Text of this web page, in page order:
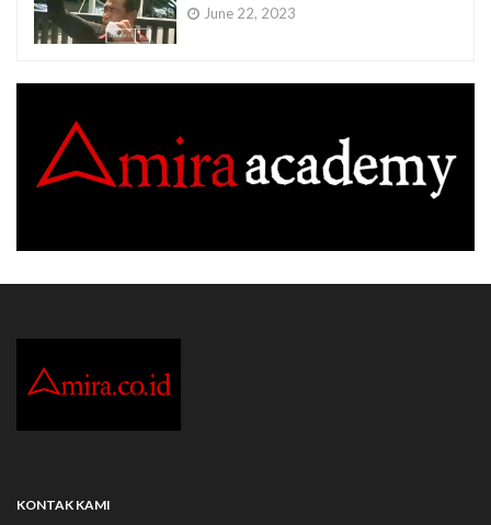
June 22, 2023
KONTAK KAMI